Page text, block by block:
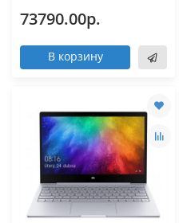
73790.00р.
В корзину